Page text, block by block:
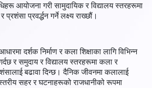
आयोजना गरी सामुदायिक र विद्यालय स्तरहरूमा
प्रशंसा प्रवर्द्धन गर्ने लक्ष्य राख्छौं।
दर्शक निर्माण र कला शिक्षाका लागि विभिन्न
र समुदाय र विद्यालय स्तरहरूमा कला र
बढावा दिन्छ। दैनिक जीवनमा कलालाई
सहर र घटनाहरूको राजधानीको रूपमा